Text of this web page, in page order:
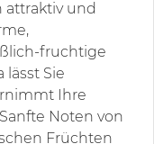
attraktiv und
fruchtige
lässt Sie
Ihre
Noten von
Früchten